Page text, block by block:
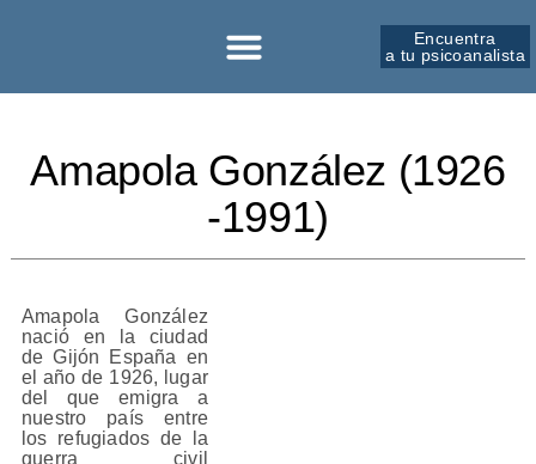
Encuentra
a tu psicoanalista
Amapola González (1926
-1991)
Amapola González
nació en la ciudad
de Gijón España en
el año de 1926, lugar
del que emigra a
nuestro país entre
los refugiados de la
guerra civil